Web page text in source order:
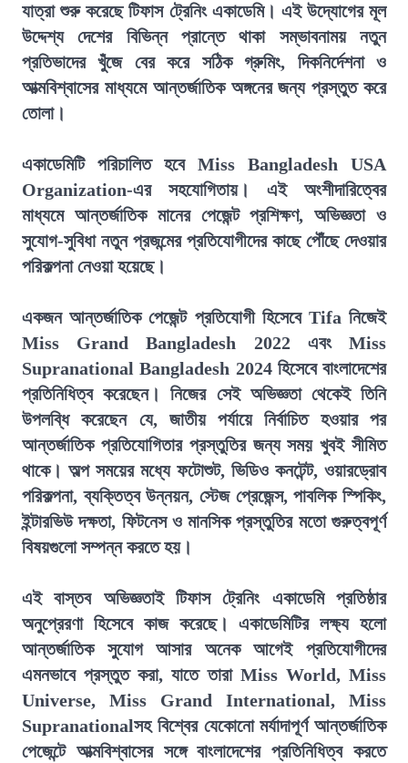
যাত্রা শুরু করেছে টিফাস ট্রেনিং একাডেমি। এই উদ্যোগের মূল
উদ্দেশ্য দেশের বিভিন্ন প্রান্তে থাকা সম্ভাবনাময় নতুন
প্রতিভাদের খুঁজে বের করে সঠিক গ্রুমিং, দিকনির্দেশনা ও
আত্মবিশ্বাসের মাধ্যমে আন্তর্জাতিক অঙ্গনের জন্য প্রস্তুত করে
তোলা।
একাডেমিটি পরিচালিত হবে Miss Bangladesh USA
Organization-এর সহযোগিতায়। এই অংশীদারিত্বের
মাধ্যমে আন্তর্জাতিক মানের পেজেন্ট প্রশিক্ষণ, অভিজ্ঞতা ও
সুযোগ-সুবিধা নতুন প্রজন্মের প্রতিযোগীদের কাছে পৌঁছে দেওয়ার
পরিকল্পনা নেওয়া হয়েছে।
একজন আন্তর্জাতিক পেজেন্ট প্রতিযোগী হিসেবে Tifa নিজেই
Miss Grand Bangladesh 2022 এবং Miss
Supranational Bangladesh 2024 হিসেবে বাংলাদেশের
প্রতিনিধিত্ব করেছেন। নিজের সেই অভিজ্ঞতা থেকেই তিনি
উপলব্ধি করেছেন যে, জাতীয় পর্যায়ে নির্বাচিত হওয়ার পর
আন্তর্জাতিক প্রতিযোগিতার প্রস্তুতির জন্য সময় খুবই সীমিত
থাকে। অল্প সময়ের মধ্যে ফটোশুট, ভিডিও কনটেন্ট, ওয়ারড্রোব
পরিকল্পনা, ব্যক্তিত্ব উন্নয়ন, স্টেজ প্রেজেন্স, পাবলিক স্পিকিং,
ইন্টারভিউ দক্ষতা, ফিটনেস ও মানসিক প্রস্তুতির মতো গুরুত্বপূর্ণ
বিষয়গুলো সম্পন্ন করতে হয়।
এই বাস্তব অভিজ্ঞতাই টিফাস ট্রেনিং একাডেমি প্রতিষ্ঠার
অনুপ্রেরণা হিসেবে কাজ করেছে। একাডেমিটির লক্ষ্য হলো
আন্তর্জাতিক সুযোগ আসার অনেক আগেই প্রতিযোগীদের
এমনভাবে প্রস্তুত করা, যাতে তারা Miss World, Miss
Universe, Miss Grand International, Miss
Supranationalসহ বিশ্বের যেকোনো মর্যাদাপূর্ণ আন্তর্জাতিক
পেজেন্টে আত্মবিশ্বাসের সঙ্গে বাংলাদেশের প্রতিনিধিত্ব করতে